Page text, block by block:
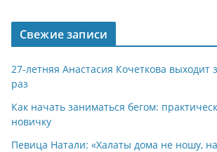
Свежие записи
27-летняя Анастасия Кочеткова выходит
раз
Как начать заниматься бегом:
новичку
Певица Натали: «Халаты дома не ношу,